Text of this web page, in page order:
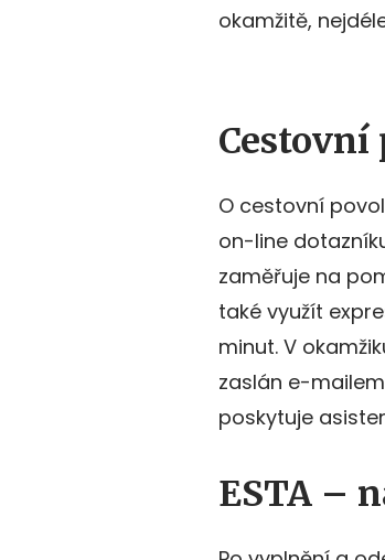
okamžitě,
Cestovní
O cestovní
on-line
zaměřuje na
také využít
minut. V
zaslán e-
poskytuje
ESTA –